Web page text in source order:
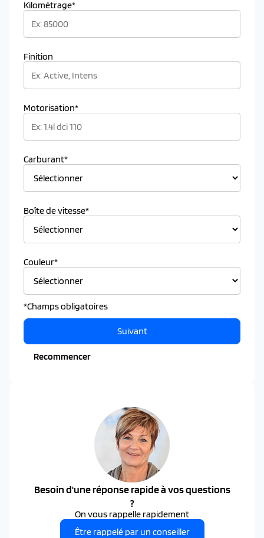
Kilométrage*
Finition
Motorisation*
Carburant*
Boîte de vitesse*
Couleur*
*Champs obligatoires
Recommencer
Suivant
Besoin d'une réponse rapide à vos questions
?
On vous rappelle rapidement
Être rappelé par un conseiller